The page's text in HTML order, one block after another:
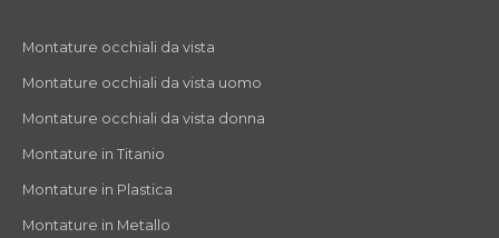
Montature occhiali da vista
Montature occhiali da vista uomo
Montature occhiali da vista donna
Montature in Titanio
Montature in Plastica
Montature in Metallo